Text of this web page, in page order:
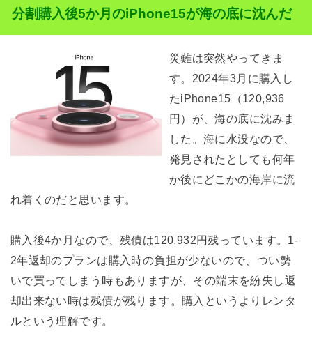
分割購入後5か月のiPhone15が海の底に沈んだ
災難は突然やってきま
す。2024年3月に購入し
たiPhone15（120,936
円）が、海の底に沈みま
した。海に水没なので、
発見されたとしても何年
か後にどこかの海岸に流
れ着くのだと思います。
購入後4か月なので、残債は120,932円残っています。1-
2年返却のプランは購入時の負担が少ないので、つい勢
いで買ってしまう時もありますが、その端末を紛失し返
却出来ない時は残債が残ります。購入というよりレンタ
ルという理解です。